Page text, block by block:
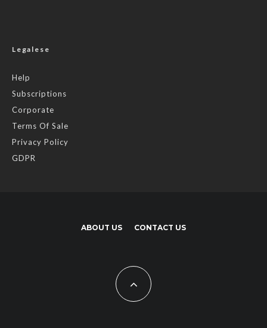
Legalese
Help
Subscriptions
Corporate
Terms Of Sale
Privacy Policy
GDPR
ABOUT US CONTACT US